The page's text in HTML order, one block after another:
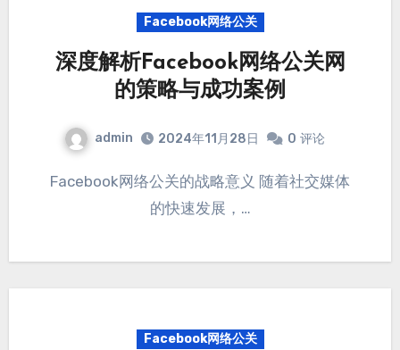
Facebook网络公关
深度解析Facebook网络公关网
的策略与成功案例
admin 2024年11月28日 0 评论
Facebook网络公关的战略意义 随着社交媒体
的快速发展，…
Facebook网络公关